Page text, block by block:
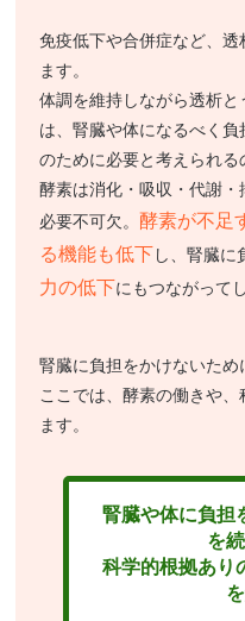
免疫低下や合併症など、
ます。
体調を維持しながら透析
は、腎臓や体になるべく
のために必要と考えられる
酵素は消化・吸収・代謝
必要不可欠。 酵素が不足
る機能も低下し、腎臓に
力の低下にもつながって
腎臓に負担をかけないため
ここでは、酵素の働きや
ます。
腎臓や体に負担
を
科学的根拠あり